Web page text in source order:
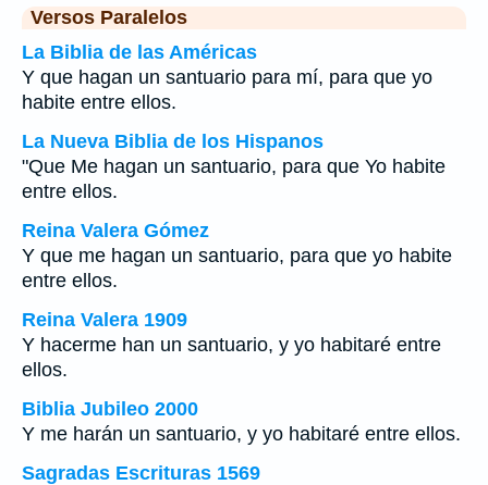
Versos Paralelos
La Biblia de las Américas
Y que hagan un santuario para mí, para que yo
habite entre ellos.
La Nueva Biblia de los Hispanos
"Que Me hagan un santuario, para que Yo habite
entre ellos.
Reina Valera Gómez
Y que me hagan un santuario, para que yo habite
entre ellos.
Reina Valera 1909
Y hacerme han un santuario, y yo habitaré entre
ellos.
Biblia Jubileo 2000
Y me harán un santuario, y yo habitaré entre ellos.
Sagradas Escrituras 1569